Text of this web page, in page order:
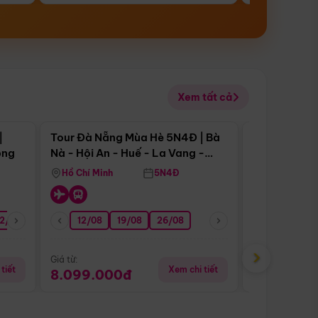
Xem tất cả
08 26/08 05/09 09/09 12/09
tiết
Điểm nổi bật
Tour Đà Nẵng Mùa Hè 5N4Đ | Bà
Nà - Hội An - Huế - La Vang -
Động Thiên Đường
Hồ Chí Minh 5N4Đ
12/08 19/08 26/08
Giá từ:
8.099.000đ Xem chi tiết
Giá từ:
›